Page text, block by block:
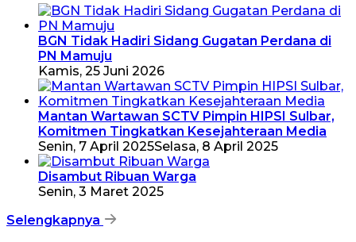
BGN Tidak Hadiri Sidang Gugatan Perdana di
PN Mamuju
Kamis, 25 Juni 2026
Mantan Wartawan SCTV Pimpin HIPSI Sulbar,
Komitmen Tingkatkan Kesejahteraan Media
Senin, 7 April 2025Selasa, 8 April 2025
Disambut Ribuan Warga
Senin, 3 Maret 2025
Selengkapnya